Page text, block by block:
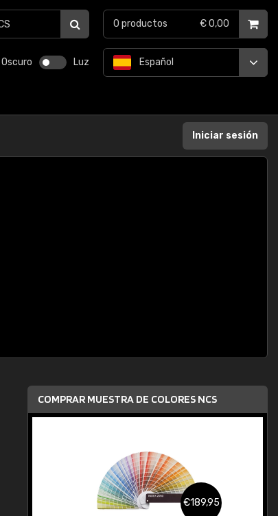
Oscuro Luz Español
0 productos € 0,00
Iniciar sesión
COMPRAR MUESTRA DE COLORES NCS
€189,95